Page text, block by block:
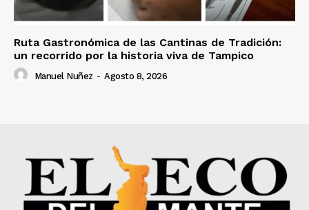
Ruta Gastronómica de las Cantinas de Tradición:
un recorrido por la historia viva de Tampico
Manuel Nuñez - Agosto 8, 2026